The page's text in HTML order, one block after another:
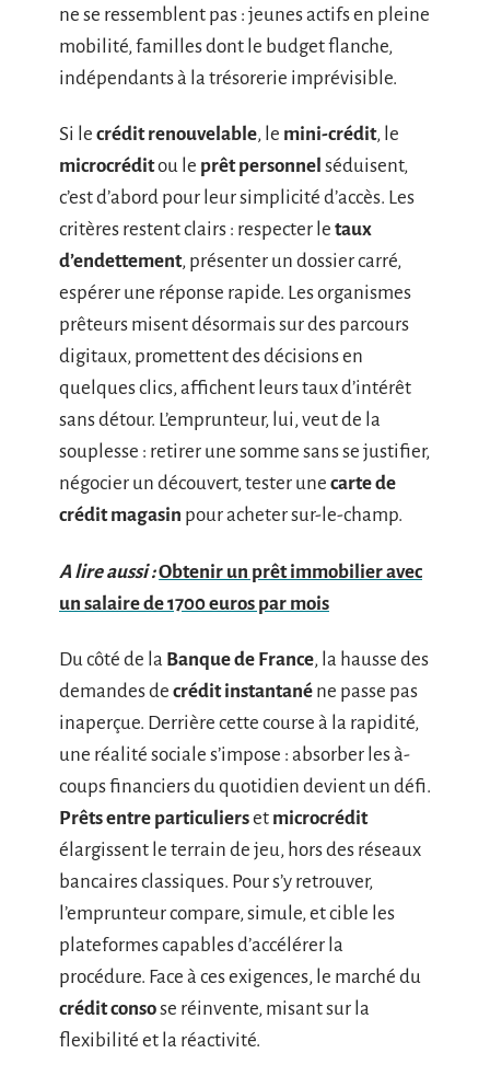
ne se ressemblent pas : jeunes actifs en pleine
mobilité, familles dont le budget flanche,
indépendants à la trésorerie imprévisible.
Si le crédit renouvelable, le mini-crédit, le
microcréditou le prêt personnel séduisent,
c’est d’abord pour leur simplicité d’accès. Les
critères restent clairs : respecter le taux
d’endettement, présenter un dossier carré,
espérer une réponse rapide. Les organismes
prêteurs misent désormais sur des parcours
digitaux, promettent des décisions en
quelques clics, affichent leurs taux d’intérêt
sans détour. L’emprunteur, lui, veut de la
souplesse : retirer une somme sans se justifier,
négocier un découvert, tester une carte de
crédit magasin pour acheter sur-le-champ.
A lire aussi :Obtenir un prêt immobilier avec
un salaire de 1700 euros par mois
Du côté de la Banque de France, la hausse des
demandes de crédit instantané ne passe pas
inaperçue. Derrière cette course à la rapidité,
une réalité sociale s’impose : absorber les à-
coups financiers du quotidien devient un défi.
Prêts entre particulierset microcrédit
élargissent le terrain de jeu, hors des réseaux
bancaires classiques. Pour s’y retrouver,
l’emprunteur compare, simule, et cible les
plateformes capables d’accélérer la
procédure. Face à ces exigences, le marché du
crédit consose réinvente, misant sur la
flexibilité et la réactivité.